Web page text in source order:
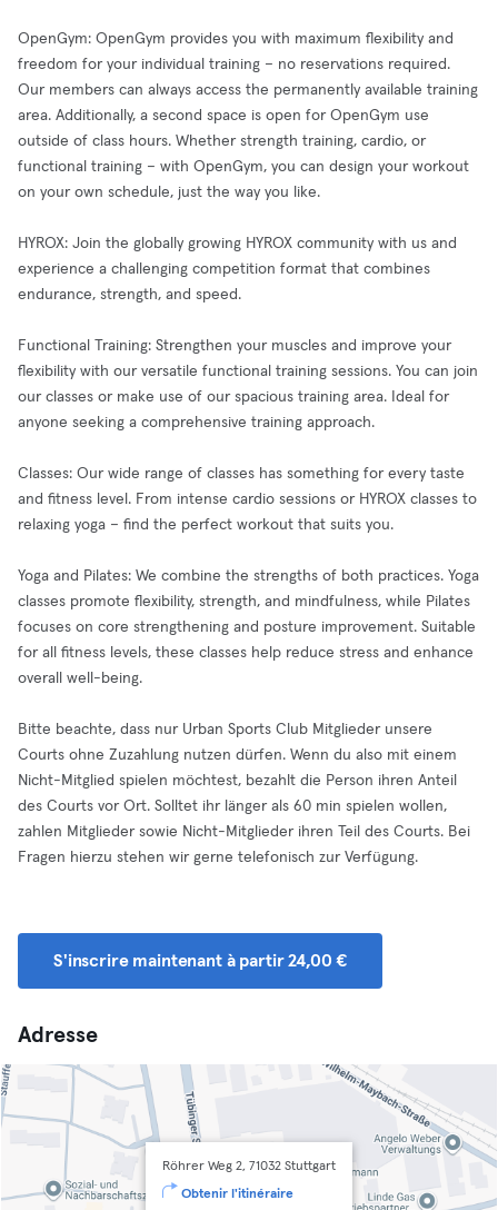
OpenGym: OpenGym provides you with maximum flexibility and
freedom for your individual training – no reservations required.
Our members can always access the permanently available training
area. Additionally, a second space is open for OpenGym use
outside of class hours. Whether strength training, cardio, or
functional training – with OpenGym, you can design your workout
on your own schedule, just the way you like.
HYROX: Join the globally growing HYROX community with us and
experience a challenging competition format that combines
endurance, strength, and speed.
Functional Training: Strengthen your muscles and improve your
flexibility with our versatile functional training sessions. You can join
our classes or make use of our spacious training area. Ideal for
anyone seeking a comprehensive training approach.
Classes: Our wide range of classes has something for every taste
and fitness level. From intense cardio sessions or HYROX classes to
relaxing yoga – find the perfect workout that suits you.
Yoga and Pilates: We combine the strengths of both practices. Yoga
classes promote flexibility, strength, and mindfulness, while Pilates
focuses on core strengthening and posture improvement. Suitable
for all fitness levels, these classes help reduce stress and enhance
overall well-being.
Bitte beachte, dass nur Urban Sports Club Mitglieder unsere
Courts ohne Zuzahlung nutzen dürfen. Wenn du also mit einem
Nicht-Mitglied spielen möchtest, bezahlt die Person ihren Anteil
des Courts vor Ort. Solltet ihr länger als 60 min spielen wollen,
zahlen Mitglieder sowie Nicht-Mitglieder ihren Teil des Courts. Bei
Fragen hierzu stehen wir gerne telefonisch zur Verfügung.
S'inscrire maintenant à partir 24,00 €
Adresse
Röhrer Weg 2, 71032 Stuttgart
Obtenir l'itinéraire